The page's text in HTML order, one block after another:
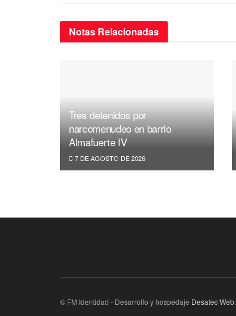
Notas Relacionadas
Tres detenidos por
narcomenudeo en barrio
Almafuerte IV
7 DE AGOSTO DE 2026
© FM Identidad - Desarrollo y hospedaje Desatec Web.